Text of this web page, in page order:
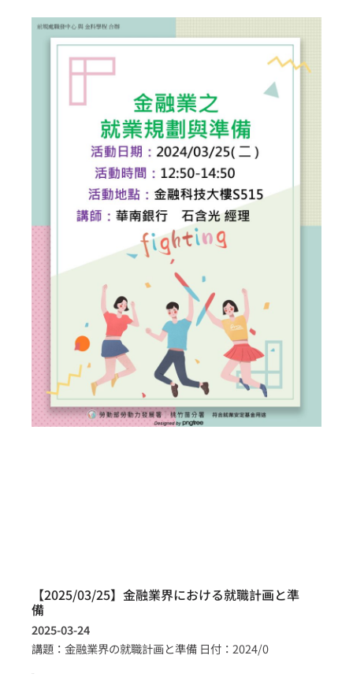
【2025/03/25】金融業界における就職計画と準
備
2025-03-24
講題：金融業界の就職計画と準備 日付：2024/0